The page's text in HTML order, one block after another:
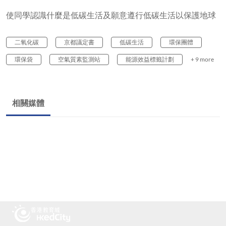
使同學認識什麼是低碳生活及願意遵行低碳生活以保護地球
二氧化碳 京都議定書 低碳生活 環保團體
環保袋 空氣質素監測站 能源效益標籤計劃 + 9 more
相關媒體